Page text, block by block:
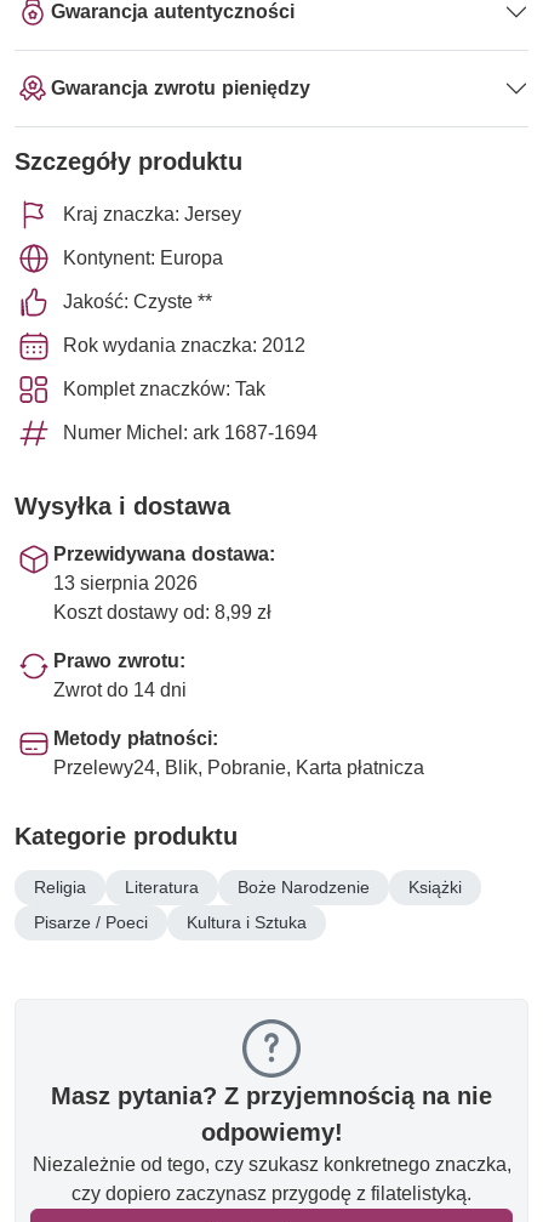
Gwarancja autentyczności
Gwarancja zwrotu pieniędzy
Szczegóły produktu
Kraj znaczka: Jersey
Kontynent: Europa
Jakość: Czyste **
Rok wydania znaczka: 2012
Komplet znaczków: Tak
Numer Michel: ark 1687-1694
Wysyłka i dostawa
Przewidywana dostawa:
13 sierpnia 2026
Koszt dostawy od: 8,99 zł
Prawo zwrotu:
Zwrot do 14 dni
Metody płatności:
Przelewy24, Blik, Pobranie, Karta płatnicza
Kategorie produktu
Religia Literatura Boże Narodzenie
Książki
Pisarze / Poeci
Kultura i Sztuka
Masz pytania? Z przyjemnością na nie
odpowiemy!
Niezależnie od tego, czy szukasz konkretnego znaczka,
czy dopiero zaczynasz przygodę z filatelistyką.